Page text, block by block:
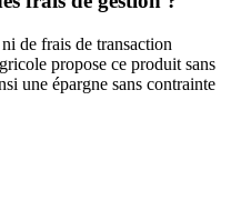
de frais de transaction
propose ce produit sans
une épargne sans contrainte